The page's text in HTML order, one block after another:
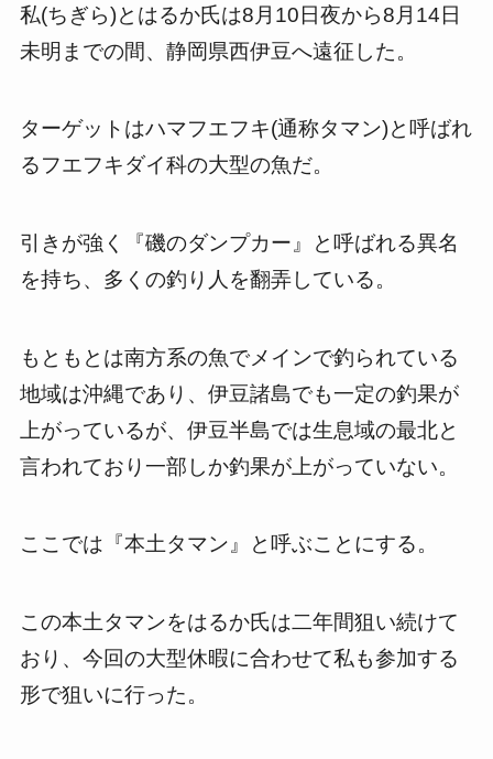
私(ちぎら)とはるか氏は8月10日夜から8月14日
未明までの間、静岡県西伊豆へ遠征した。
ターゲットはハマフエフキ(通称タマン)と呼ばれ
るフエフキダイ科の大型の魚だ。
引きが強く『磯のダンプカー』と呼ばれる異名
を持ち、多くの釣り人を翻弄している。
もともとは南方系の魚でメインで釣られている
地域は沖縄であり、伊豆諸島でも一定の釣果が
上がっているが、伊豆半島では生息域の最北と
言われており一部しか釣果が上がっていない。
ここでは『本土タマン』と呼ぶことにする。
この本土タマンをはるか氏は二年間狙い続けて
おり、今回の大型休暇に合わせて私も参加する
形で狙いに行った。